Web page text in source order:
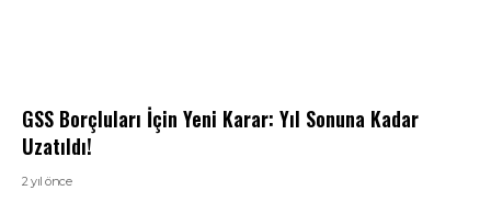
GSS Borçluları İçin Yeni Karar: Yıl Sonuna Kadar
Uzatıldı!
2 yıl önce